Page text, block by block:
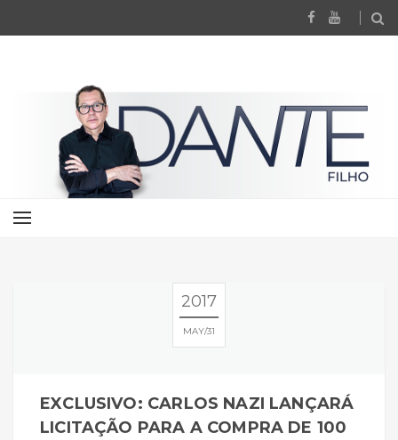
2017
MAY 31
EXCLUSIVO: CARLOS NAZI LANÇARÁ
LICITAÇÃO PARA A COMPRA DE 100